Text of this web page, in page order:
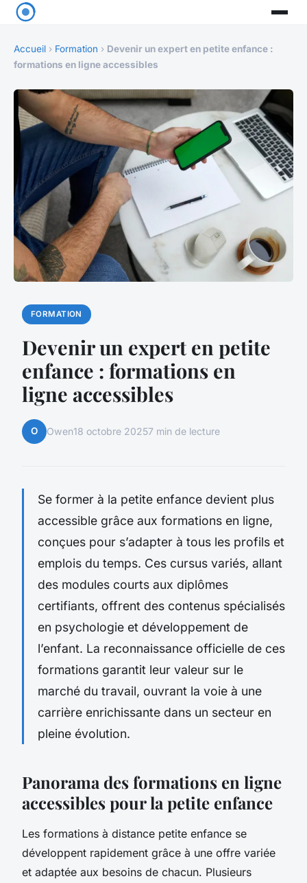
Accueil › Formation › Devenir un expert en petite enfance :
formations en ligne accessibles
FORMATION
Devenir un expert en petite
enfance : formations en
ligne accessibles
O Owen18 octobre 20257 min de lecture
Se former à la petite enfance devient plus
accessible grâce aux formations en ligne,
conçues pour s’adapter à tous les profils et
emplois du temps. Ces cursus variés, allant
des modules courts aux diplômes
certifiants, offrent des contenus spécialisés
en psychologie et développement de
l’enfant. La reconnaissance officielle de ces
formations garantit leur valeur sur le
marché du travail, ouvrant la voie à une
carrière enrichissante dans un secteur en
pleine évolution.
Panorama des formations en ligne
accessibles pour la petite enfance
Les formations à distance petite enfance se
développent rapidement grâce à une offre variée
et adaptée aux besoins de chacun. Plusieurs